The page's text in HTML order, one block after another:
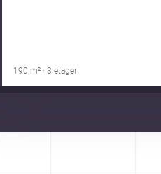
190 m² · 3 etager